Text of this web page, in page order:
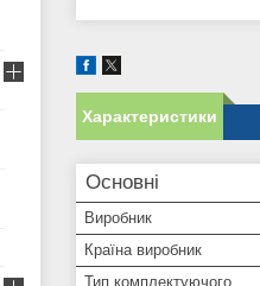
Характеристики
Основні
Виробник
Країна виробник
Тип комплектуючого